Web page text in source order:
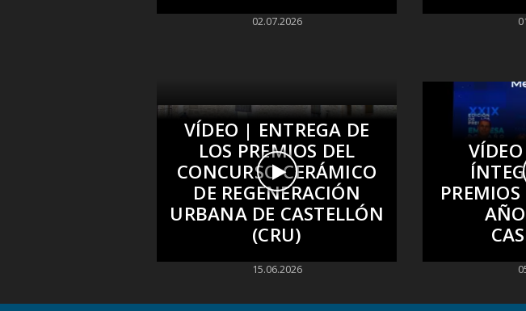
02.07.2026
VÍDEO | ENTREGA DE
LOS PREMIOS DEL
CONCURSO CERÁMICO
DE REGENERACIÓN
URBANA DE CASTELLÓN
(CRU)
15.06.2026